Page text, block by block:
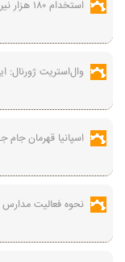
استخدام ۱۸۰ هزار نیروی جدید در آموزش‌ و پرورش
وال‌استریت ژورنال:
اسپانیا قهرمان جام
نحوه فعالیت